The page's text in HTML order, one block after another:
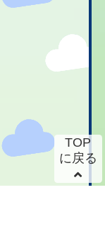
TOP
に戻る